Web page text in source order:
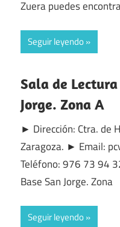
Zuera puedes
Seguir leyendo
Sala de
Jorge. Zona A
► Dirección: Ctra. de
Zaragoza. ► Email:
Teléfono: 976 73 94
Base San Jorge. Zona
Seguir leyendo